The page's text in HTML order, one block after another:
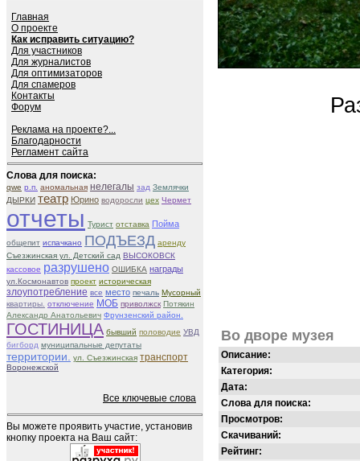
Главная
О проекте
Как исправить ситуацию?
Для участников
Для журналистов
Для оптимизаторов
Для спамеров
Контакты
Форум
Реклама на проекте?...
Благодарности
Регламент сайта
Слова для поиска:
qwe р.п. аномальная нелегалы зад Землячки
ДЫРКИ театр Юрино водоросли цех Чермет
отчеты Турист отставка Пойма
общепит испачкано ПОДЪЕЗД аренду
Съезжинская ул. Детский сад ВЫСОКОВСК
кассовое разрушено ОШИБКА награды
ул.Космонавтов проект историческая
злоупотребление все место печаль Мусорный
квартиры. отключение МОБ приволжск Потякин
Александр Анатольевич Фрунзенский район.
ГОСТИНИЦА бывший половодие УВД
бигборд муниципальные депутаты
территории. ул. Съезжинская транспорт
Воронежской
Все ключевые слова
Вы можете проявить участие, установив
кнопку проекта на Ваш сайт:
Во дворе музея
Описание:
Категория:
Дата:
Слова для поиска:
Просмотров:
Скачиваний:
Рейтинг: